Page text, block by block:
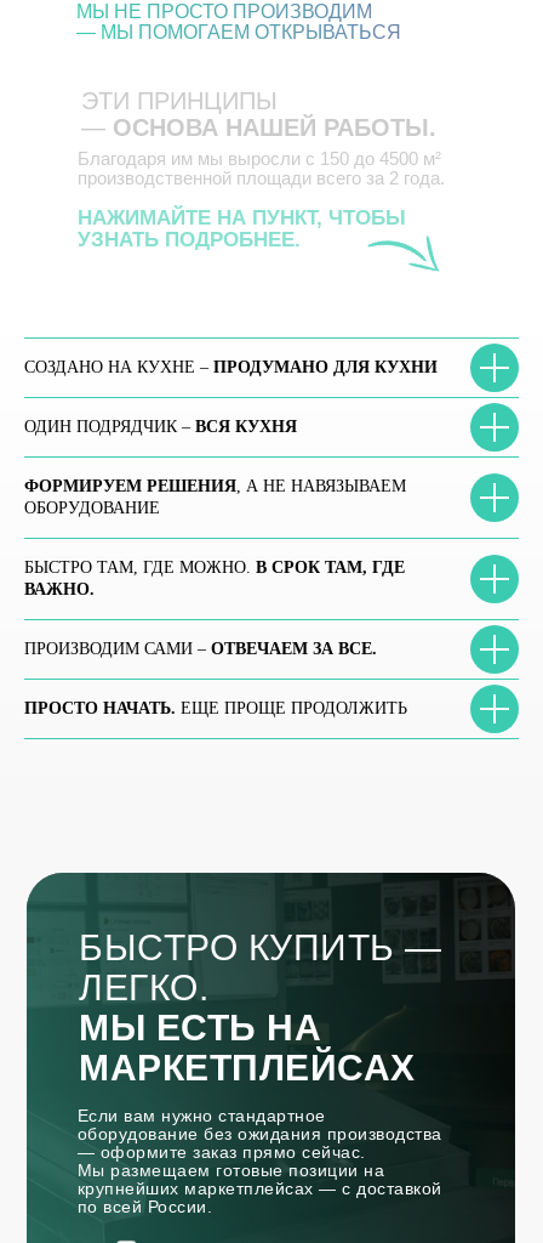
ЭТИ ПРИНЦИПЫ
— ОСНОВА НАШЕЙ РАБОТЫ.
Благодаря им мы выросли с 150 до 4500 м²
производственной площади всего за 2 года.
НАЖИМАЙТЕ НА ПУНКТ, ЧТОБЫ
УЗНАТЬ ПОДРОБНЕЕ.
МЫ НЕ ПРОСТО ПРОИЗВОДИМ
— МЫ ПОМОГАЕМ ОТКРЫВАТЬСЯ
СОЗДАНО НА КУХНЕ – ПРОДУМАНО ДЛЯ КУХНИ
ОДИН ПОДРЯДЧИК – ВСЯ КУХНЯ
ФОРМИРУЕМ РЕШЕНИЯ, А НЕ НАВЯЗЫВАЕМ
ОБОРУДОВАНИЕ
БЫСТРО ТАМ, ГДЕ МОЖНО. В СРОК ТАМ, ГДЕ
ВАЖНО.
ПРОИЗВОДИМ САМИ – ОТВЕЧАЕМ ЗА ВСЕ.
ПРОСТО НАЧАТЬ. ЕЩЕ ПРОЩЕ ПРОДОЛЖИТЬ
БЫСТРО КУПИТЬ —
ЛЕГКО.
МЫ ЕСТЬ НА
МАРКЕТПЛЕЙСАХ
Если вам нужно стандартное
оборудование без ожидания производства
— оформите заказ прямо сейчас.
Мы размещаем готовые позиции на
крупнейших маркетплейсах — с доставкой
по всей России.